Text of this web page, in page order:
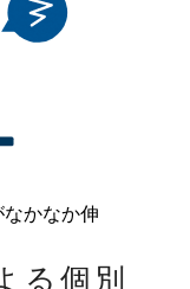
かなか伸
る個別